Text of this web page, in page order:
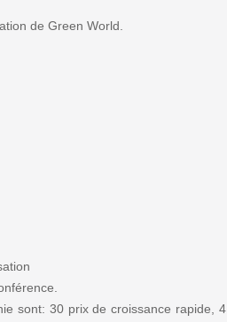
de Green World.
sont: 30 prix de croissance rapide, 4